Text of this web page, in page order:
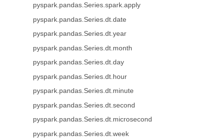
pyspark.pandas.Series.spark.apply
pyspark.pandas.Series.dt.date
pyspark.pandas.Series.dt.year
pyspark.pandas.Series.dt.month
pyspark.pandas.Series.dt.day
pyspark.pandas.Series.dt.hour
pyspark.pandas.Series.dt.minute
pyspark.pandas.Series.dt.second
pyspark.pandas.Series.dt.microsecond
pyspark.pandas.Series.dt.week